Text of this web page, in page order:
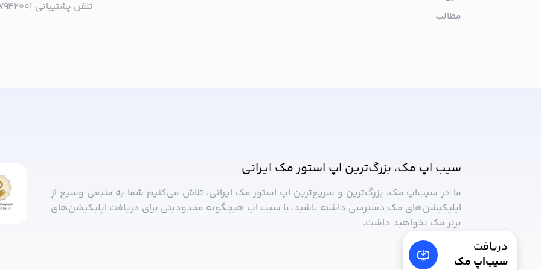
مطالب
تلفن پشتیبانی ۰۲۱۵۷۹۴۲۰۰۱ | به صورت تلفنی پاسخگوی شما هستیم!
سیب اپ مک، بزرگ‌ترین اپ استور مک ایرانی
ما در سیب‌‌اپ مک، بزرگ‌ترین و سریع‌ترین اپ استور مک ایرانی، تلاش می‌کنیم شما به منبعی وسیع از
اپلیکیشن‌های مک دسترسی داشته باشید. با سیب ‌اپ هیچگونه محدودیتی برای دریافت اپلیکیشن‌های
برتر مک نخواهید داشت.
دریافت
سیب‌اپ مک